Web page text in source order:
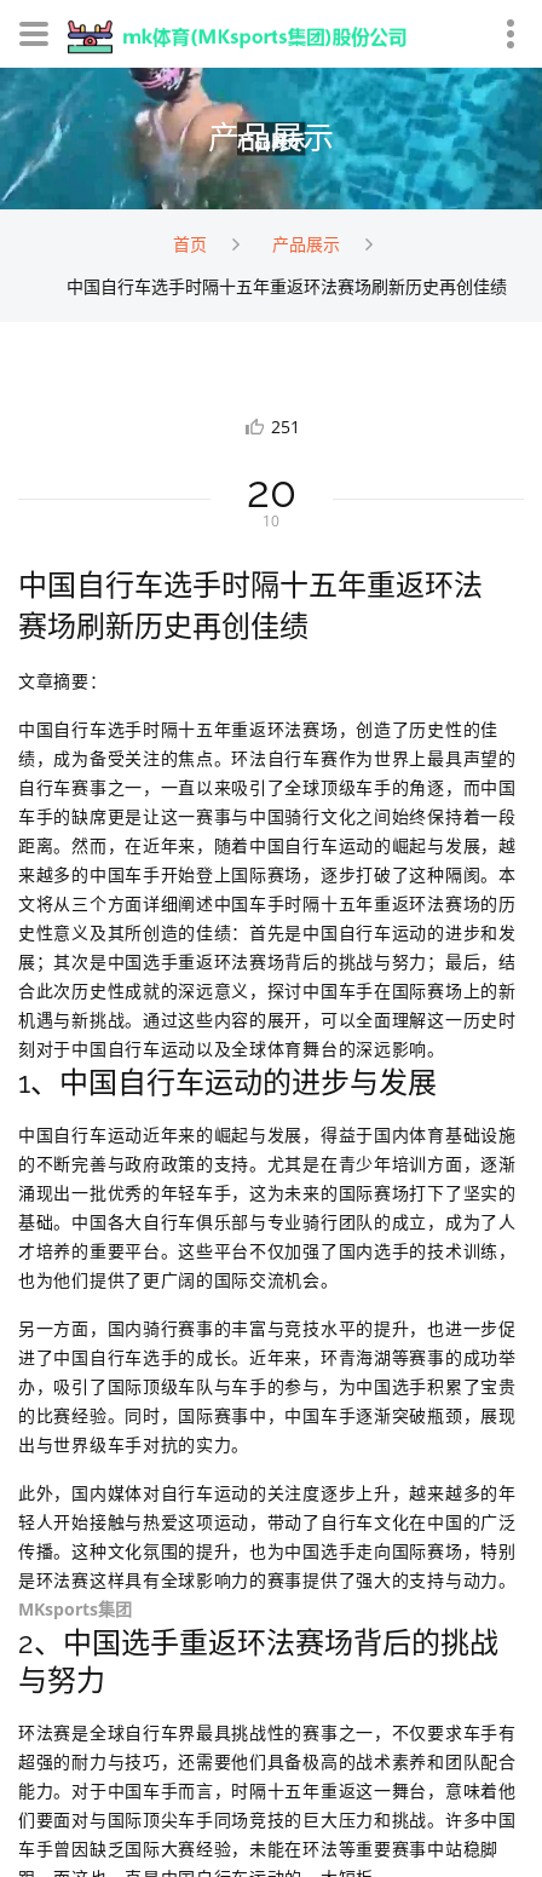
产品展示
首页
产品展示
中国自行车选手时隔十五年重返环法赛场刷新历史再创佳绩
251
20
10
中国自行车选手时隔十五年重返环法
赛场刷新历史再创佳绩
文章摘要：
中国自行车选手时隔十五年重返环法赛场，创造了历史性的佳
绩，成为备受关注的焦点。环法自行车赛作为世界上最具声望的
自行车赛事之一，一直以来吸引了全球顶级车手的角逐，而中国
车手的缺席更是让这一赛事与中国骑行文化之间始终保持着一段
距离。然而，在近年来，随着中国自行车运动的崛起与发展，越
来越多的中国车手开始登上国际赛场，逐步打破了这种隔阂。本
文将从三个方面详细阐述中国车手时隔十五年重返环法赛场的历
史性意义及其所创造的佳绩：首先是中国自行车运动的进步和发
展；其次是中国选手重返环法赛场背后的挑战与努力；最后，结
合此次历史性成就的深远意义，探讨中国车手在国际赛场上的新
机遇与新挑战。通过这些内容的展开，可以全面理解这一历史时
刻对于中国自行车运动以及全球体育舞台的深远影响。
1、中国自行车运动的进步与发展
中国自行车运动近年来的崛起与发展，得益于国内体育基础设施
的不断完善与政府政策的支持。尤其是在青少年培训方面，逐渐
涌现出一批优秀的年轻车手，这为未来的国际赛场打下了坚实的
基础。中国各大自行车俱乐部与专业骑行团队的成立，成为了人
才培养的重要平台。这些平台不仅加强了国内选手的技术训练，
也为他们提供了更广阔的国际交流机会。
另一方面，国内骑行赛事的丰富与竞技水平的提升，也进一步促
进了中国自行车选手的成长。近年来，环青海湖等赛事的成功举
办，吸引了国际顶级车队与车手的参与，为中国选手积累了宝贵
的比赛经验。同时，国际赛事中，中国车手逐渐突破瓶颈，展现
出与世界级车手对抗的实力。
此外，国内媒体对自行车运动的关注度逐步上升，越来越多的年
轻人开始接触与热爱这项运动，带动了自行车文化在中国的广泛
传播。这种文化氛围的提升，也为中国选手走向国际赛场，特别
是环法赛这样具有全球影响力的赛事提供了强大的支持与动力。
MKsports集团
2、中国选手重返环法赛场背后的挑战
与努力
环法赛是全球自行车界最具挑战性的赛事之一，不仅要求车手有
超强的耐力与技巧，还需要他们具备极高的战术素养和团队配合
能力。对于中国车手而言，时隔十五年重返这一舞台，意味着他
们要面对与国际顶尖车手同场竞技的巨大压力和挑战。许多中国
车手曾因缺乏国际大赛经验，未能在环法等重要赛事中站稳脚